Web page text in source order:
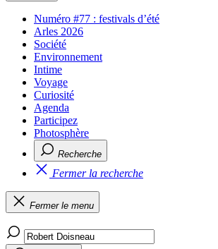
Numéro #77 : festivals d’été
Arles 2026
Société
Environnement
Intime
Voyage
Curiosité
Agenda
Participez
Photosphère
Recherche
Fermer la recherche
Fermer le menu